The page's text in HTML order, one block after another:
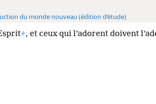
du monde nouveau (édition d’étude)
+, et ceux qui l’adorent doivent